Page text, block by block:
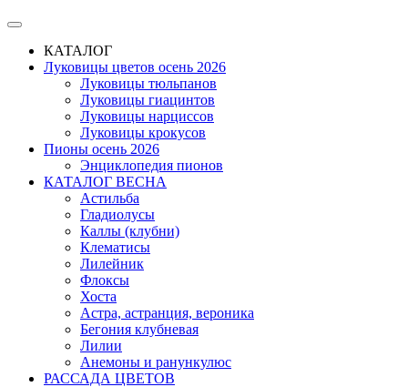
КАТАЛОГ
Луковицы цветов осень 2026
Луковицы тюльпанов
Луковицы гиацинтов
Луковицы нарциссов
Луковицы крокусов
Пионы осень 2026
Энциклопедия пионов
КАТАЛОГ ВЕСНА
Астильба
Гладиолусы
Каллы (клубни)
Клематисы
Лилейник
Флоксы
Хоста
Астра, астранция, вероника
Бегония клубневая
Лилии
Анемоны и ранункулюс
РАССАДА ЦВЕТОВ